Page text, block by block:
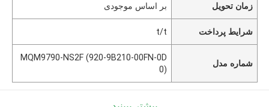
زمان تحویل بر اساس موجودی
شرایط پرداخت t/t
شماره مدل
MQM9790-NS2F (920-9B210-00FN-0D
0)